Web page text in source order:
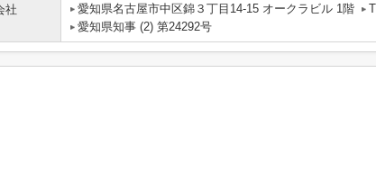
社
愛知県名古屋市中区錦３丁目14-15 オークラビル 1階
愛知県知事 (2) 第24292号